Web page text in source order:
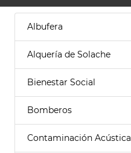
Albufera
Alquería de Solache
Bienestar Social
Bomberos
Contaminación Acústica